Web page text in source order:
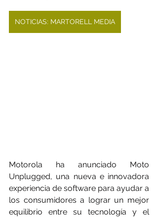
NOTICIAS: MARTORELL MEDIA
Motorola ha anunciado Moto
Unplugged, una nueva e innovadora
experiencia de software para ayudar a
los consumidores a lograr un mejor
equilibrio entre su tecnología y el